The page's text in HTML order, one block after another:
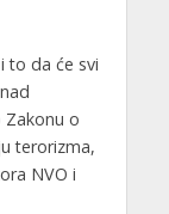
to da će svi
Zakonu o
terorizma,
NVO i